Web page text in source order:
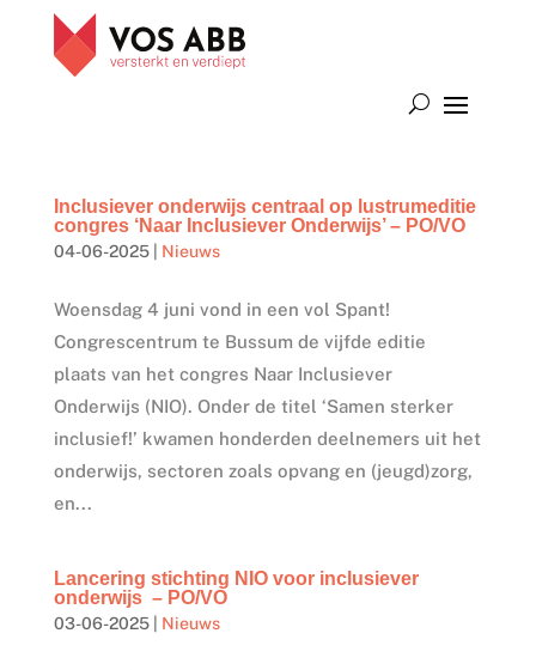
Inclusiever onderwijs centraal op lustrumeditie
congres ‘Naar Inclusiever Onderwijs’ – PO/VO
04-06-2025| Nieuws
Woensdag 4 juni vond in een vol Spant!
Congrescentrum te Bussum de vijfde editie
plaats van het congres Naar Inclusiever
Onderwijs (NIO). Onder de titel ‘Samen sterker
inclusief!’ kwamen honderden deelnemers uit het
onderwijs, sectoren zoals opvang en (jeugd)zorg,
en...
Lancering stichting NIO voor inclusiever
onderwijs – PO/VO
03-06-2025| Nieuws